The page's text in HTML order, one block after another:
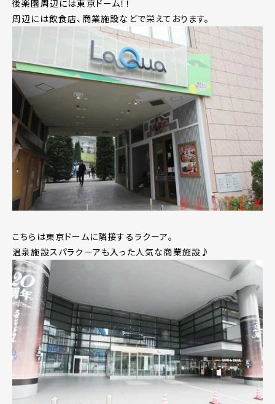
後楽園周辺には東京ドーム！！
周辺には飲食店、商業施設などで栄えております。
こちらは東京ドームに隣接するラクーア。
温泉施設スパラクーアも入った人気な商業施設♪